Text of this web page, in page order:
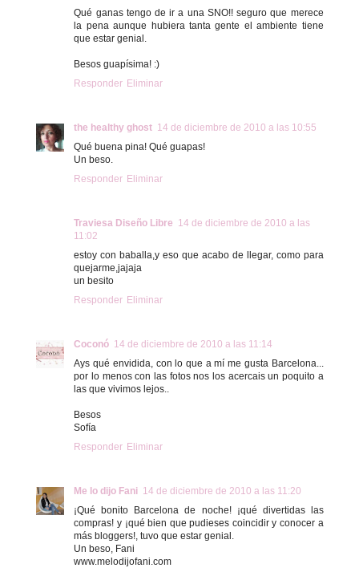
Qué ganas tengo de ir a una SNO!! seguro que merece
la pena aunque hubiera tanta gente el ambiente tiene
que estar genial.
Besos guapísima! :)
Responder Eliminar
the healthy ghost 14 de diciembre de 2010 a las 10:55
Qué buena pina! Qué guapas!
Un beso.
Responder Eliminar
Traviesa Diseño Libre 14 de diciembre de 2010 a las
11:02
estoy con baballa,y eso que acabo de llegar, como para
quejarme,jajaja
un besito
Responder Eliminar
Coconó 14 de diciembre de 2010 a las 11:14
Ays qué envidida, con lo que a mí me gusta Barcelona...
por lo menos con las fotos nos los acercais un poquito a
las que vivimos lejos..
Besos
Sofía
Responder Eliminar
Me lo dijo Fani 14 de diciembre de 2010 a las 11:20
¡Qué bonito Barcelona de noche! ¡qué divertidas las
compras! y ¡qué bien que pudieses coincidir y conocer a
más bloggers!, tuvo que estar genial.
Un beso, Fani
www.melodijofani.com